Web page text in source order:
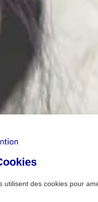
utilisent des cookies pour